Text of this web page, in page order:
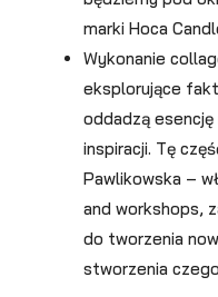
marki Hoca
Wykonanie
eksplorujące
oddadzą
inspiracji. Tę
Pawlikowska –
and workshops,
do tworzenia
stworzenia